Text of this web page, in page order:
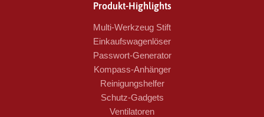
Produkt-Highlights
Multi-Werkzeug Stift
Einkaufswagenlöser
Passwort-Generator
Kompass-Anhänger
Reinigungshelfer
Schutz-Gadgets
Ventilatoren